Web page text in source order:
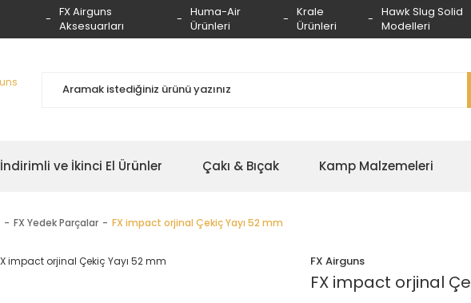
FX Airguns
Aksesuarları
Huma-Air
Ürünleri
Krale
Ürünleri
Hawk Slug Solid
Modelleri
İndirimli ve İkinci El Ürünler Çakı & Bıçak Kamp Malzemeleri
FX Yedek Parçalar FX impact orjinal Çekiç Yayı 52 mm
FX Airguns
FX impact orjinal